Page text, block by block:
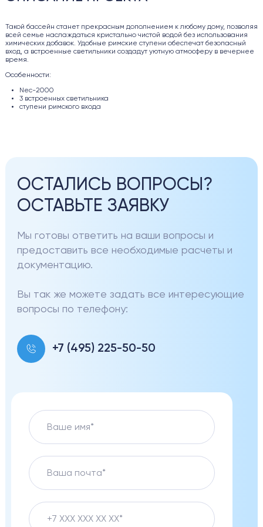
Такой бассейн станет прекрасным дополнением к любому дому, позволяя
всей семье наслаждаться кристально чистой водой без использования
химических добавок. Удобные римские ступени обеспечат безопасный
вход, а встроенные светильники создадут уютную атмосферу в вечернее
время.
Особенности:
Nec-2000
3 встроенных светильника
ступени римского входа
ОСТАЛИСЬ ВОПРОСЫ?
ОСТАВЬТЕ ЗАЯВКУ
Мы готовы ответить на ваши вопросы и
предоставить все необходимые расчеты и
документацию.
Вы так же можете задать все интересующие
вопросы по телефону:
+7 (495) 225-50-50